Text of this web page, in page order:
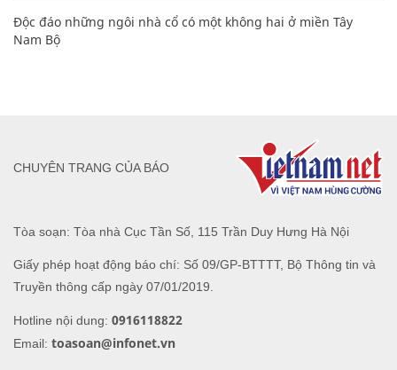
Độc đáo những ngôi nhà cổ có một không hai ở miền Tây
Nam Bộ
Tòa soạn: Tòa nhà Cục Tần Số, 115 Trần Duy Hưng Hà Nội
Giấy phép hoạt động báo chí: Số 09/GP-BTTTT, Bộ Thông tin và
Truyền thông cấp ngày 07/01/2019.
Hotline nội dung: 0916118822
Email: toasoan@infonet.vn
CHUYÊN TRANG CỦA BÁO